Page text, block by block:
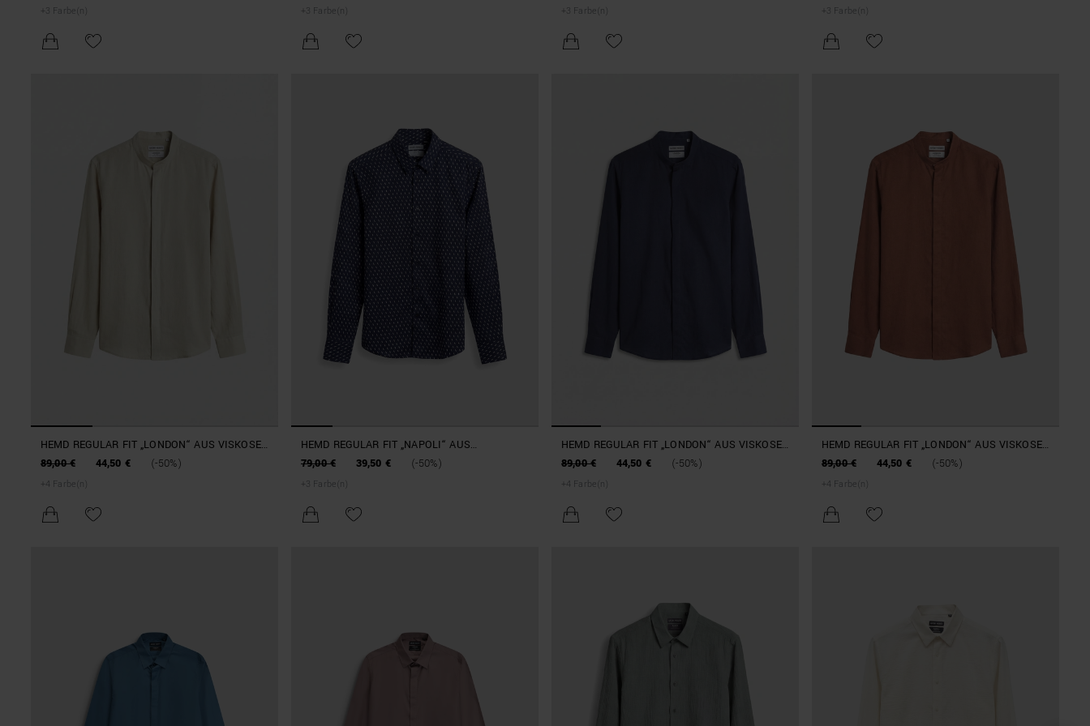
+ 3 Farbe(n)
LOGO-PLAKETTE
+ 3 Farbe(n)
LOGO-PLAKETTE
+ 3 Farbe(n)
LOGO-PLAKETTE
+ 3 Farbe(n)
HEMD REGULAR FIT „LONDON“ AUS VISKOSE
MIT WEICHER NOTE
89,00 € 44,50 € (-50%)
+ 4 Farbe(n)
HEMD REGULAR FIT „NAPOLI“ AUS
BEDRUCKTEM BAUMWOLL-MISCHGEWEBE MIT
79,00 € 39,50 € (-50%)
+ 3 Farbe(n)
HEMD REGULAR FIT „LONDON“ AUS VISKOSE
MIT WEICHER NOTE
89,00 € 44,50 € (-50%)
+ 4 Farbe(n)
HEMD REGULAR FIT „LONDON“ AUS VISKOSE
MIT WEICHER NOTE
89,00 € 44,50 € (-50%)
+ 4 Farbe(n)